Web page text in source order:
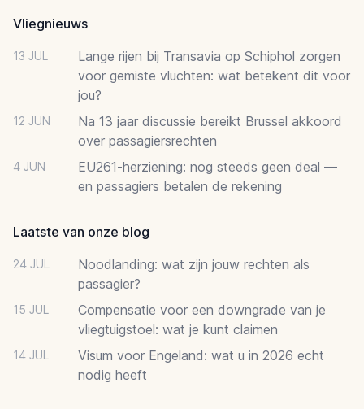
Vliegnieuws
13 JUL
Lange rijen bij Transavia op Schiphol zorgen
voor gemiste vluchten: wat betekent dit voor
jou?
12 JUN
Na 13 jaar discussie bereikt Brussel akkoord
over passagiersrechten
4 JUN
EU261-herziening: nog steeds geen deal —
en passagiers betalen de rekening
Laatste van onze blog
24 JUL
Noodlanding: wat zijn jouw rechten als
passagier?
15 JUL
Compensatie voor een downgrade van je
vliegtuigstoel: wat je kunt claimen
14 JUL
Visum voor Engeland: wat u in 2026 echt
nodig heeft